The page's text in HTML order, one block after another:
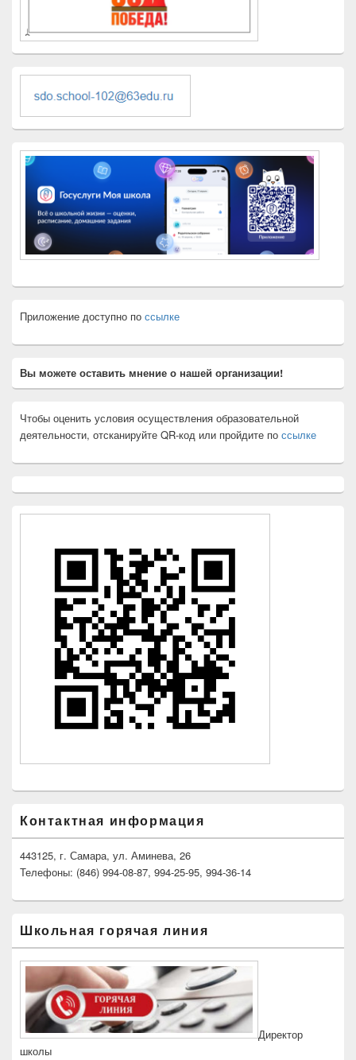
Приложение доступно по ссылке
Вы можете оставить мнение о нашей организации!
Чтобы оценить условия осуществления образовательной
деятельности, отсканируйте QR-код или пройдите по ссылке
Контактная информация
443125, г. Самара, ул. Аминева, 26
Телефоны: (846) 994-08-87, 994-25-95, 994-36-14
Школьная горячая линия
Директор
школы